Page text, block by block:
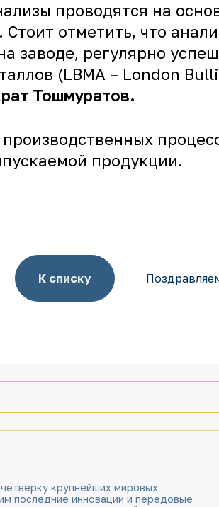
проводятся на
отметить, что
заводе, регулярно
(LBMA – London
Тошмуратов.
продукции.
К списку
крупнейших мировых
последние инновации и передовые